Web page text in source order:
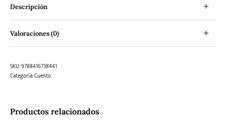
Descripción
Valoraciones (0)
SKU:9788416738441
Categoría:Cuento
Productos relacionados